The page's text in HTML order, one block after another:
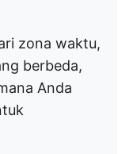
zona waktu,
berbeda,
Anda